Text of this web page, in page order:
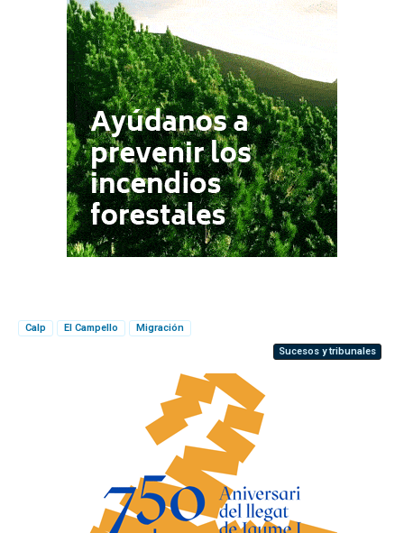
Calp El Campello
Migración
Sucesos y tribunales